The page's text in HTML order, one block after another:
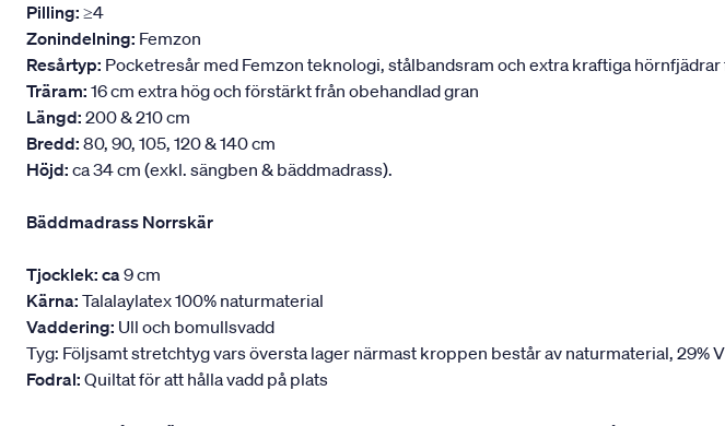
Pilling: ≥4
Zonindelning: Femzon
Resårtyp: Pocketresår med Femzon teknologi, stålbandsram och extra kraftiga
Träram: 16 cm extra hög och förstärkt från obehandlad gran
Längd: 200 & 210 cm
Bredd: 80, 90, 105, 120 & 140 cm
Höjd: ca 34 cm (exkl. sängben & bäddmadrass).
Bäddmadrass Norrskär
Tjocklek: ca9 cm
Kärna: Talalaylatex 100% naturmaterial
Vaddering: Ull och bomullsvadd
Tyg: Följsamt stretchtyg vars översta lager närmast kroppen består av naturmaterial, 29%
Fodral: Quiltat för att hålla vadd på plats